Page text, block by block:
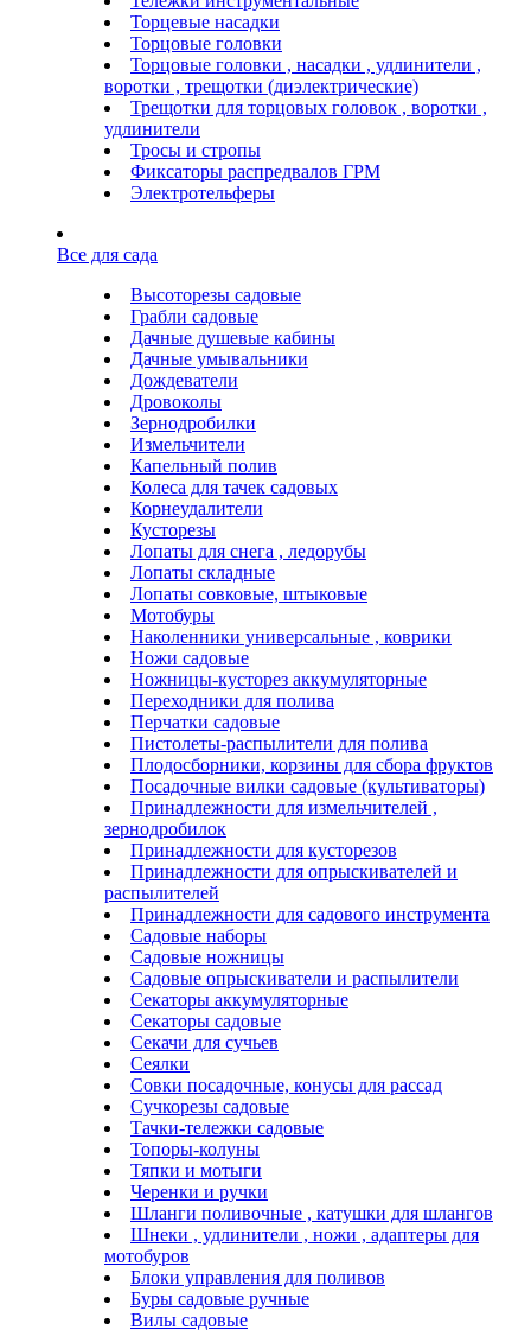
Торцевые насадки
Торцовые головки
Торцовые головки , насадки , удлинители ,
воротки , трещотки (диэлектрические)
Трещотки для торцовых головок , воротки ,
удлинители
Тросы и стропы
Фиксаторы распредвалов ГРМ
Электротельферы
Все для сада
Высоторезы садовые
Грабли садовые
Дачные душевые кабины
Дачные умывальники
Дождеватели
Дровоколы
Зернодробилки
Измельчители
Капельный полив
Колеса для тачек садовых
Корнеудалители
Кусторезы
Лопаты для снега , ледорубы
Лопаты складные
Лопаты совковые, штыковые
Мотобуры
Наколенники универсальные , коврики
Ножи садовые
Ножницы-кусторез аккумуляторные
Переходники для полива
Перчатки садовые
Пистолеты-распылители для полива
Плодосборники, корзины для сбора фруктов
Посадочные вилки садовые (культиваторы)
Принадлежности для измельчителей ,
зернодробилок
Принадлежности для кусторезов
Принадлежности для опрыскивателей и
распылителей
Принадлежности для садового инструмента
Садовые наборы
Садовые ножницы
Садовые опрыскиватели и распылители
Секаторы аккумуляторные
Секаторы садовые
Секачи для сучьев
Сеялки
Совки посадочные, конусы для рассад
Сучкорезы садовые
Тачки-тележки садовые
Топоры-колуны
Тяпки и мотыги
Черенки и ручки
Шланги поливочные , катушки для шлангов
Шнеки , удлинители , ножи , адаптеры для
мотобуров
Блоки управления для поливов
Буры садовые ручные
Вилы садовые